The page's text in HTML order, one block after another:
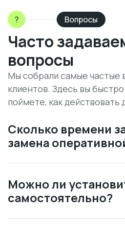
? Вопросы
Часто
вопросы
Мы собрали самые частые
клиентов. Здесь вы
поймете, как действовать
Сколько времени
замена
Можно ли
самостоятельно?